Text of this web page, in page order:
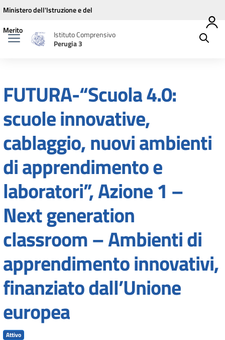
Vai ai contenuti
Vai al menu di navigazione
Vai al footer
Ministero dell'Istruzione e del
Merito
Istituto Comprensivo
Perugia 3
FUTURA-“Scuola 4.0:
scuole innovative,
cablaggio, nuovi ambienti
di apprendimento e
laboratori”, Azione 1 –
Next generation
classroom – Ambienti di
apprendimento innovativi,
finanziato dall’Unione
europea
Attivo